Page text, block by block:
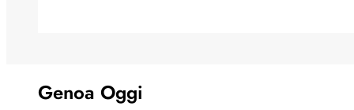
Genoa Oggi